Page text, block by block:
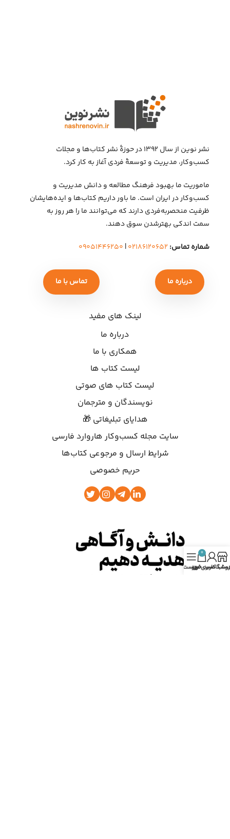
نشر نوین از سال ۱۳۹۲ در حوزهٔ نشر کتاب‌ها و مجلات
کسب‌وکار، مدیریت و توسعهٔ فردی آغاز به کار کرد.
ماموریت ما بهبود فرهنگ مطالعه و دانش مدیریت و
کسب‌وکار در ایران است. ما باور داریم کتاب‌ها و ایده‌هایشان
ظرفیت منحصربه‌فردی دارند که می‌توانند ما را هر روز به
سمت اندکی بهتر‌شدن سوق دهند.
شماره تماس: ۰۲۱۸۶۱۲۰۶۵۲| ۰۹۰۵۱۴۴۶۲۵۰
درباره ما تماس با ما
لینک های مفید
درباره ما
همکاری با ما
لیست کتاب ها
لیست کتاب های صوتی
نویسندگان و مترجمان
هدایای تبلیغاتی 🎁
سایت مجله کسب‌وکار هاروارد فارسی
شرایط ارسال و مرجوعی کتاب‌ها
حریم خصوصی
کاربری من
0
سبد خریدفهرست